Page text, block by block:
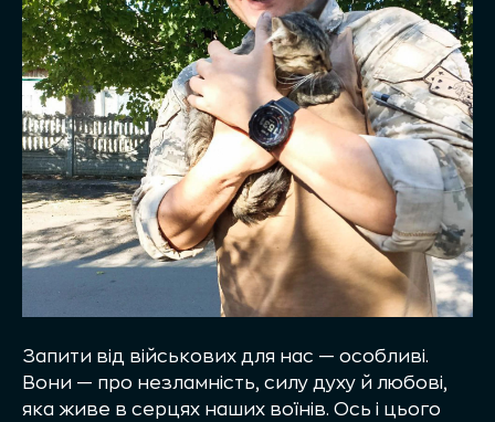
Запити від військових для нас — особливі.
Вони — про незламність, силу духу й любові,
яка живе в серцях наших воїнів. Ось і цього